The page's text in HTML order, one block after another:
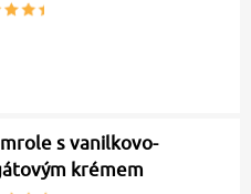
s vanilkovo-
krémem